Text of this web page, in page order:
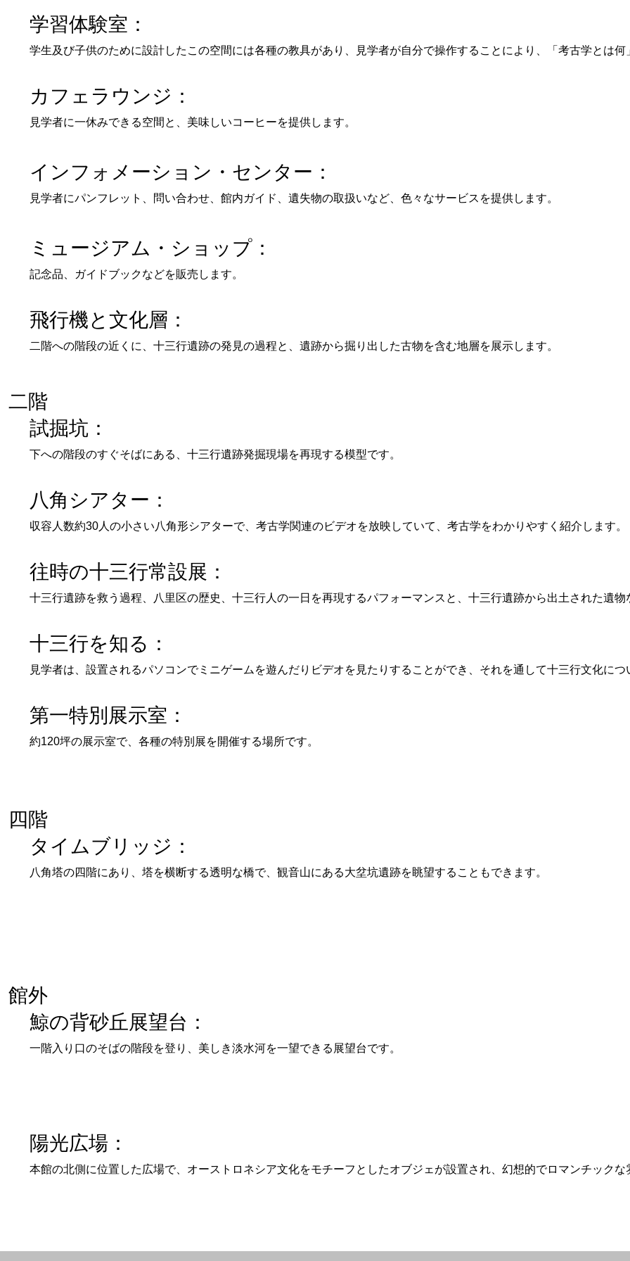
学習体験室：
学生及び子供のために設計したこの空間には各種の教具があり、見学者が自分で操作することにより、「考古学とは何
カフェラウンジ：
見学者に一休みできる空間と、美味しいコーヒーを提供します。
インフォメーション・センター：
見学者にパンフレット、問い合わせ、館内ガイド、遺失物の取扱いなど、色々なサービスを提供します。
ミュージアム・ショップ：
記念品、ガイドブックなどを販売します。
飛行機と文化層：
二階への階段の近くに、十三行遺跡の発見の過程と、遺跡から掘り出した古物を含む地層を展示します。
二階
試掘坑：
下への階段のすぐそばにある、十三行遺跡発掘現場を再現する模型です。
八角シアター：
収容人数約30人の小さい八角形シアターで、考古学関連のビデオを放映していて、考古学をわかりやすく紹介します。
往時の十三行常設展：
十三行遺跡を救う過程、八里区の歴史、十三行人の一日を再現するパフォーマンスと、十三行遺跡から出土された遺物
十三行を知る：
見学者は、設置されるパソコンでミニゲームを遊んだりビデオを見たりすることができ、それを通して十三行文化につ
第一特別展示室：
約120坪の展示室で、各種の特別展を開催する場所です。
四階
タイムブリッジ：
八角塔の四階にあり、塔を横断する透明な橋で、観音山にある大坌坑遺跡を眺望することもできます。
館外
鯨の背砂丘展望台：
一階入り口のそばの階段を登り、美しき淡水河を一望できる展望台です。
陽光広場：
本館の北側に位置した広場で、オーストロネシア文化をモチーフとしたオブジェが設置され、幻想的でロマンチックな